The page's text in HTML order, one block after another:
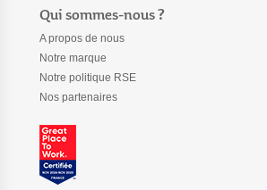
Qui sommes-nous ?
A propos de nous
Notre marque
Notre politique RSE
Nos partenaires